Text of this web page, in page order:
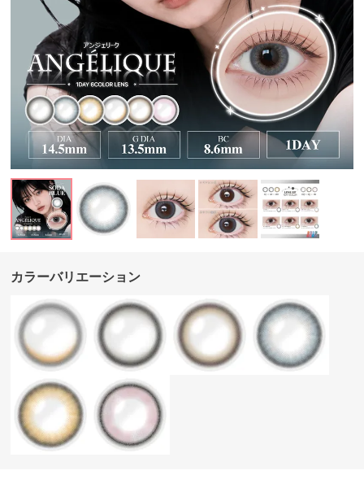
カラーバリエーション